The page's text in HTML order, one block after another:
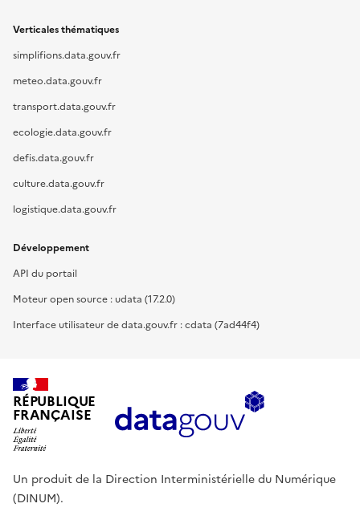
Verticales thématiques
simplifions.data.gouv.fr
meteo.data.gouv.fr
transport.data.gouv.fr
ecologie.data.gouv.fr
defis.data.gouv.fr
culture.data.gouv.fr
logistique.data.gouv.fr
Développement
API du portail
Moteur open source : udata (17.2.0)
Interface utilisateur de data.gouv.fr : cdata (7ad44f4)
RÉPUBLIQUE
FRANÇAISE
Un produit de la Direction Interministérielle du Numérique
(DINUM).